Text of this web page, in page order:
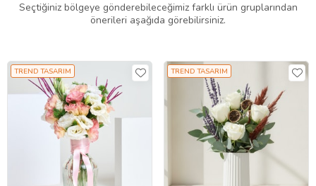
Seçtiğiniz bölgeye gönderebileceğimiz farklı ürün gruplarından
önerileri aşağıda görebilirsiniz.
TREND TASARIM TREND TASARIM